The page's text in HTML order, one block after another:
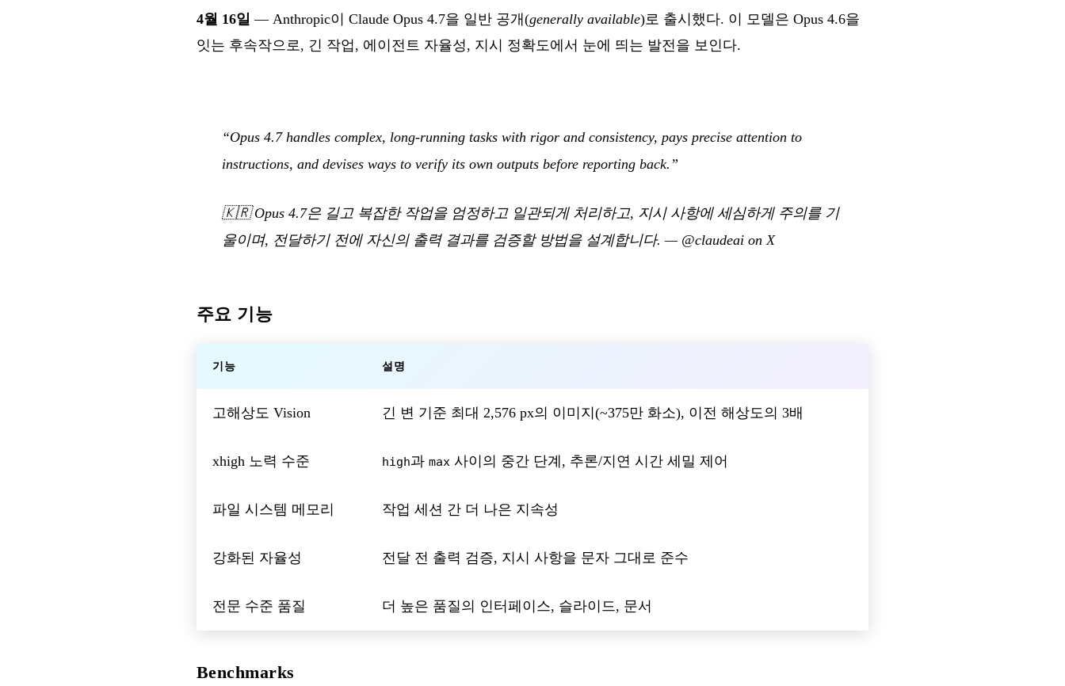
4월 16일 — Anthropic이 Claude Opus 4.7을 일반 공개(generally available)로 출시했다. 이 모델은 Opus 4.6을
잇는 후속작으로, 긴 작업, 에이전트 자율성, 지시 정확도에서 눈에 띄는 발전을 보인다.
“Opus 4.7 handles complex, long-running tasks with rigor and consistency, pays precise attention to
instructions, and devises ways to verify its own outputs before reporting back.”
🇰🇷Opus 4.7은 길고 복잡한 작업을 엄정하고 일관되게 처리하고, 지시 사항에 세심하게 주의를 기
울이며, 전달하기 전에 자신의 출력 결과를 검증할 방법을 설계합니다. — @claudeai on X
주요 기능
기능 설명
고해상도 Vision 긴 변 기준 최대 2,576 px의 이미지(~375만 화소), 이전 해상도의 3배
xhigh 노력 수준 high과 max 사이의 중간 단계, 추론/지연 시간 세밀 제어
파일 시스템 메모리 작업 세션 간 더 나은 지속성
강화된 자율성 전달 전 출력 검증, 지시 사항을 문자 그대로 준수
전문 수준 품질 더 높은 품질의 인터페이스, 슬라이드, 문서
Benchmarks